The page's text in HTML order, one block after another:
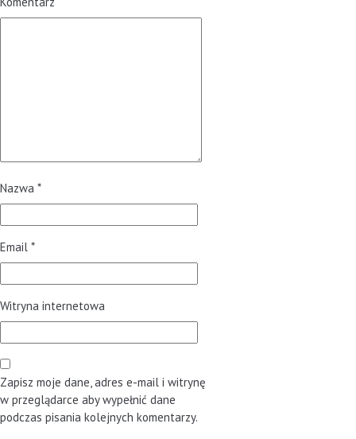
Nazwa *
Email *
Witryna internetowa
Zapisz moje dane, adres e-mail i witrynę
w przeglądarce aby wypełnić dane
podczas pisania kolejnych komentarzy.